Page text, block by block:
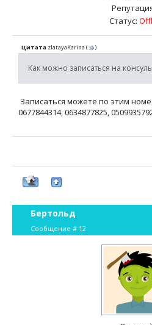
Статус:
Цитата zlatayaKarina ( )
Как можно записаться на
Записаться можете по этим
0677844314, 0634877825,
Бертольд
Сообщение # 12